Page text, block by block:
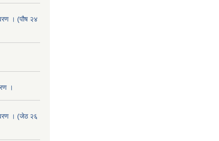
। (पौष २४
।
। (जेठ २६